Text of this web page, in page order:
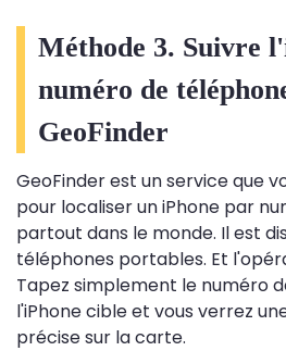
Méthode 3. Suivre
numéro de
GeoFinder
GeoFinder est un service que
pour localiser un iPhone par
partout dans le monde. Il est
téléphones portables. Et
Tapez simplement le numéro
l'iPhone cible et vous verrez
précise sur la carte.